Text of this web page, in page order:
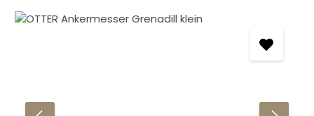
Bildergalerie überspringen